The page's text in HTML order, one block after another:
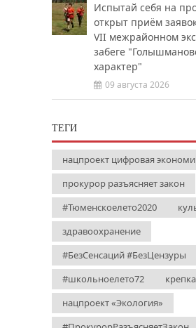
Испытай себя на
открыт приём
VII межрайонном
забеге
характер"
09 августа 2026
ТЕГИ
нацпроект цифровая
прокурор разъясняет закон
#Тюменскоелето2020
здравоохранение
#БезСенсаций #БезЦензуры
#школьноелето72
нацпроект «Экология»